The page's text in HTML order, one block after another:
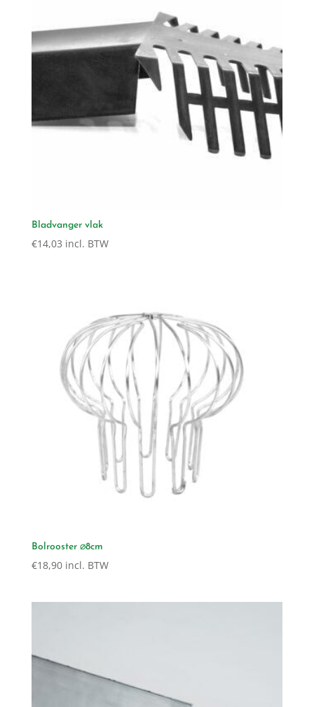
Bladvanger vlak
€14,03 incl. BTW
Bolrooster ⌀8cm
€18,90 incl. BTW